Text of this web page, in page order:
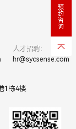
预
约
咨
询
人才招聘：
hr@sycsense.com
1栋4楼